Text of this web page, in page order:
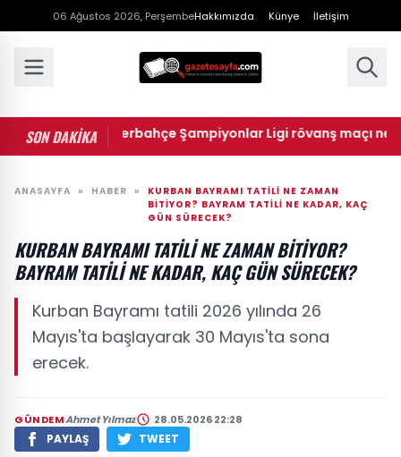
06 Ağustos 2026, PerşembeHakkımızda Künye İletişim
SON DAKİKA
Graz - Fenerbahçe Şampiyonlar Ligi rövanş maçı ne
ANASAYFA » HABER »
KURBAN BAYRAMI TATILI NE ZAMAN
BITIYOR? BAYRAM TATILI NE KADAR, KAÇ
GÜN SÜRECEK?
KURBAN BAYRAMI TATILI NE ZAMAN BITIYOR?
BAYRAM TATILI NE KADAR, KAÇ GÜN SÜRECEK?
Kurban Bayramı tatili 2026 yılında 26
Mayıs'ta başlayarak 30 Mayıs'ta sona
erecek.
GÜNDEMAhmet Yılmaz 28.05.2026 22:28
PAYLAŞ TWEET